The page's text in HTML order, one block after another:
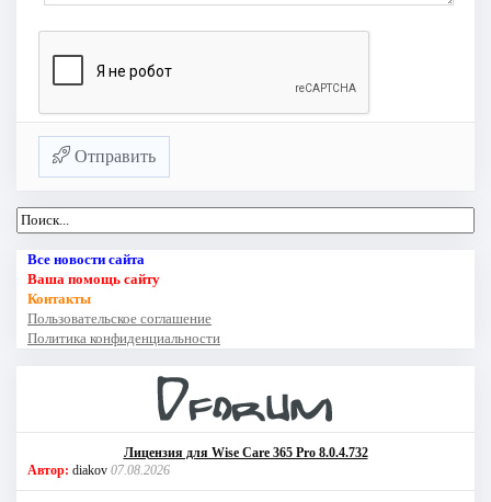
Отправить
Все новости сайта
Ваша помощь сайту
Контакты
Пользовательское соглашение
Политика конфиденциальности
Лицензия для Wise Care 365 Pro 8.0.4.732
Автор: diakov 07.08.2026